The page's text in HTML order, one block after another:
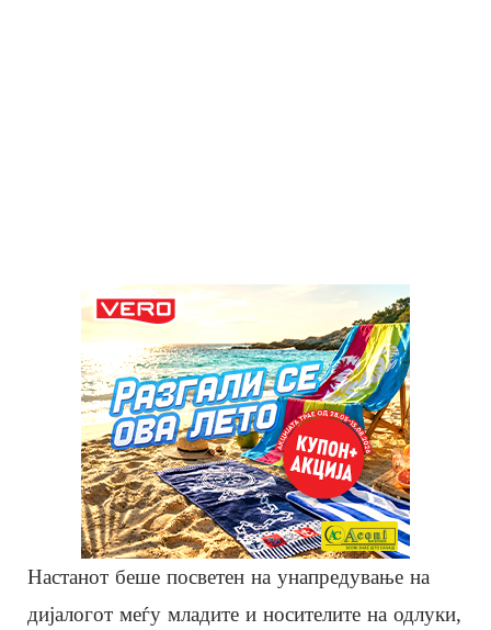
Настанот беше посветен на унапредување на
дијалогот меѓу младите и носителите на одлуки,